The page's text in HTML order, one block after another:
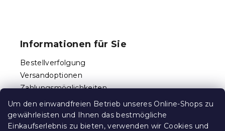
Um den einwandfreien Betrieb unseres Online-Shops zu
gewährleisten und Ihnen das bestmögliche
Einkaufserlebnis zu bieten, verwenden wir Cookies und
l
n
e
d
e
e
Informationen für Sie
Bestellverfolgung
Versandoptionen
Zahlungsmöglichkeiten
Reklamationen und Rücksendungen
Kontakt
Allgemeine Geschäftsbedingungen